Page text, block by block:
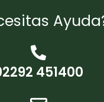
451400